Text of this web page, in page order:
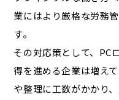
業にはより厳格な労務
す。
その対応策として、PC
得を進める企業は増え
や整理に工数がかかり